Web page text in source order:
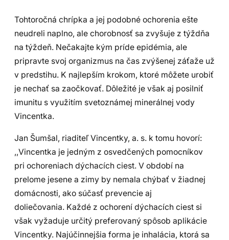
Tohtoročná chrípka a jej podobné ochorenia ešte
neudreli naplno, ale chorobnosť sa zvyšuje z týždňa
na týždeň. Nečakajte kým príde epidémia, ale
pripravte svoj organizmus na čas zvýšenej záťaže už
v predstihu. K najlepším krokom, ktoré môžete urobiť
je nechať sa zaočkovať. Dôležité je však aj posilniť
imunitu s využitím svetoznámej minerálnej vody
Vincentka.
Jan Šumšal, riaditeľ Vincentky, a. s. k tomu hovorí:
,,Vincentka je jedným z osvedčených pomocníkov
pri ochoreniach dýchacích ciest. V období na
prelome jesene a zimy by nemala chýbať v žiadnej
domácnosti, ako súčasť prevencie aj
doliečovania. Každé z ochorení dýchacích ciest si
však vyžaduje určitý preferovaný spôsob aplikácie
Vincentky. Najúčinnejšia forma je inhalácia, ktorá sa